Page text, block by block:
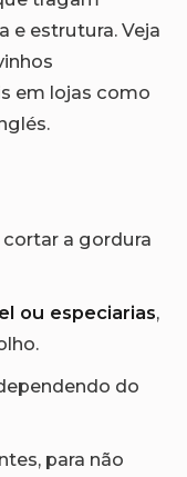
e estrutura. Veja
em lojas como
cortar a gordura
ou especiarias,
do
para não